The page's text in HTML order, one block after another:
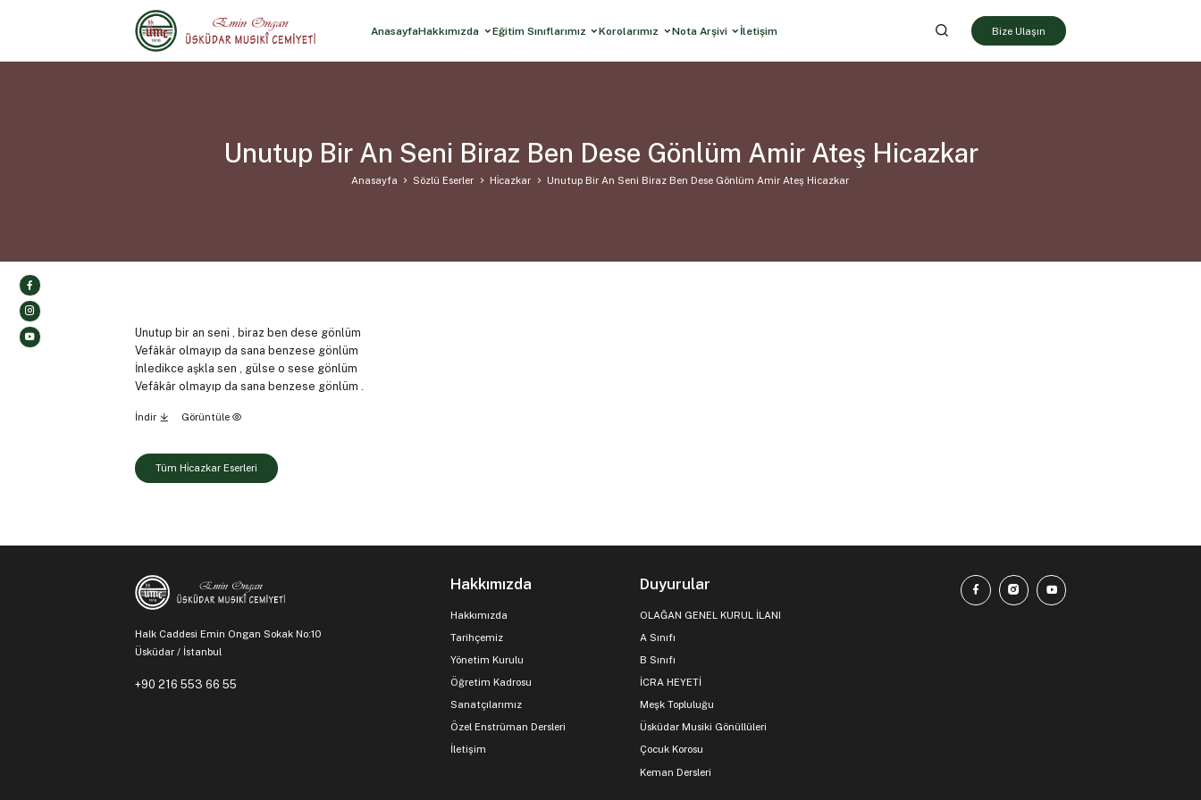
AnasayfaHakkımızda Eğitim Sınıflarımız Korolarımız Nota Arşivi İletişim Bize Ulaşın
Unutup Bir An Seni Biraz Ben Dese Gönlüm Amir Ateş Hicazkar
Anasayfa Sözlü Eserler Hi̇cazkar Unutup Bir An Seni Biraz Ben Dese Gönlüm Amir Ateş Hicazkar
Unutup bir an seni , biraz ben dese gönlüm
Vefâkâr olmayıp da sana benzese gönlüm
İnledikce aşkla sen , gülse o sese gönlüm
Vefâkâr olmayıp da sana benzese gönlüm .
İndir Görüntüle
Tüm Hi̇cazkar Eserleri
Halk Caddesi Emin Ongan Sokak No:10
Üsküdar / İstanbul
+90 216 553 66 55
Hakkımızda
Hakkımızda
Tarihçemiz
Yönetim Kurulu
Öğretim Kadrosu
Sanatçılarımız
Özel Enstrüman Dersleri
İletişim
Duyurular
OLAĞAN GENEL KURUL İLANI
A Sınıfı
B Sınıfı
İCRA HEYETİ
Meşk Topluluğu
Üsküdar Musiki Gönüllüleri
Çocuk Korosu
Keman Dersleri